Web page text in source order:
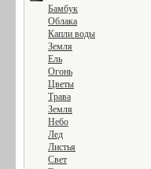
Бамбук
Облака
Капли воды
Земля
Ель
Огонь
Цветы
Трава
Земля
Небо
Лед
Листья
Свет